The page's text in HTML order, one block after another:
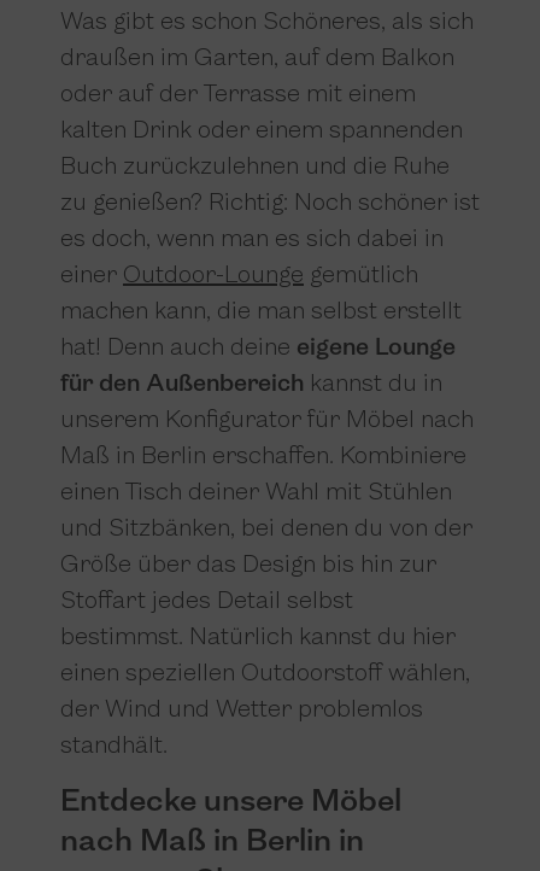
Was gibt es schon Schöneres, als sich
draußen im Garten, auf dem Balkon
oder auf der Terrasse mit einem
kalten Drink oder einem spannenden
Buch zurückzulehnen und die Ruhe
zu genießen? Richtig: Noch schöner ist
es doch, wenn man es sich dabei in
einer Outdoor-Lounge gemütlich
machen kann, die man selbst erstellt
hat! Denn auch deine eigene Lounge
für den Außenbereich kannst du in
unserem Konfigurator für Möbel nach
Maß in Berlin erschaffen. Kombiniere
einen Tisch deiner Wahl mit Stühlen
und Sitzbänken, bei denen du von der
Größe über das Design bis hin zur
Stoffart jedes Detail selbst
bestimmst. Natürlich kannst du hier
einen speziellen Outdoorstoff wählen,
der Wind und Wetter problemlos
standhält.
Entdecke unsere Möbel
nach Maß in Berlin in